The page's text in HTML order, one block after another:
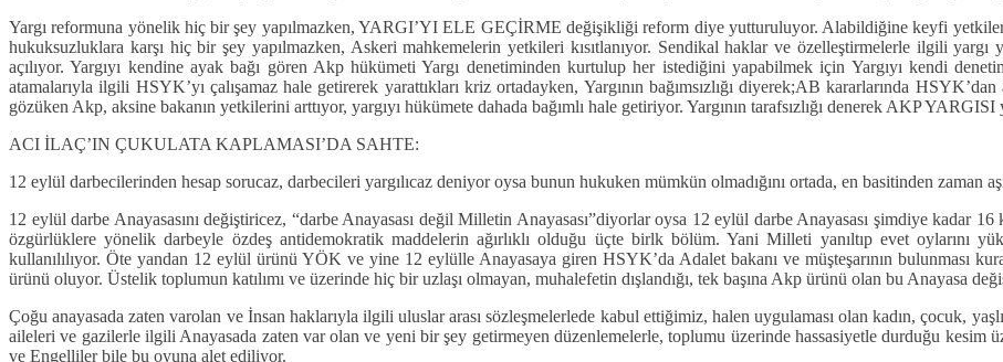
Yargı reformuna yönelik hiç bir şey yapılmazken, YARGI’YI ELE GEÇİRME değişikliği reform diye yutturuluyor. Alabildiğine keyfi
hukuksuzluklara karşı hiç bir şey yapılmazken, Askeri mahkemelerin yetkileri kısıtlanıyor. Sendikal haklar ve özelleştirmelerle ilgili yargı
açılıyor. Yargıyı kendine ayak bağı gören Akp hükümeti Yargı denetiminden kurtulup her istediğini yapabilmek için Yargıyı kendi
atamalarıyla ilgili HSYK’yı çalışamaz hale getirerek yarattıkları kriz ortadayken, Yargının bağımsızlığı diyerek;AB kararlarında
gözüken Akp, aksine bakanın yetkilerini arttıyor, yargıyı hükümete dahada bağımlı hale getiriyor. Yargının tarafsızlığı denerek AKP YARGISI
ACI İLAÇ’IN ÇUKULATA KAPLAMASI’DA SAHTE:
12 eylül darbecilerinden hesap sorucaz, darbecileri yargılıcaz deniyor oysa bunun hukuken mümkün olmadığını ortada, en basitinden zaman
12 eylül darbe Anayasasını değiştiricez, “darbe Anayasası değil Milletin Anayasası”diyorlar oysa 12 eylül darbe Anayasası şimdiye kadar
özgürlüklere yönelik darbeyle özdeş antidemokratik maddelerin ağırlıklı olduğu üçte birlk bölüm. Yani Milleti yanıltıp evet oylarını
kullanılılıyor. Öte yandan 12 eylül ürünü YÖK ve yine 12 eylülle Anayasaya giren HSYK’da Adalet bakanı ve müşteşarının bulunması
ürünü oluyor. Üstelik toplumun katılımı ve üzerinde hiç bir uzlaşı olmayan, muhalefetin dışlandığı, tek başına Akp ürünü olan bu Anayasa
Çoğu anayasada zaten varolan ve İnsan haklarıyla ilgili uluslar arası sözleşmelerlede kabul ettiğimiz, halen uygulaması olan kadın, çocuk,
aileleri ve gazilerle ilgili Anayasada zaten var olan ve yeni bir şey getirmeyen düzenlemelerle, toplumu üzerinde hassasiyetle durduğu kesim
ve Engelliler bile bu oyuna alet ediliyor.